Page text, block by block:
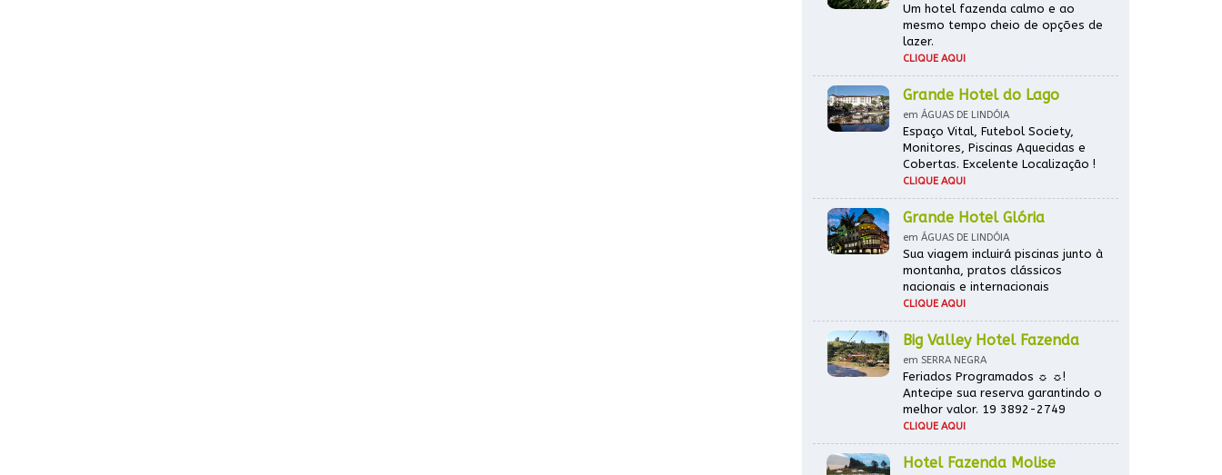
Um hotel fazenda calmo e ao
mesmo tempo cheio de opções de
lazer.
CLIQUE AQUI
Grande Hotel do Lago
em ÁGUAS DE LINDÓIA
Espaço Vital, Futebol Society,
Monitores, Piscinas Aquecidas e
Cobertas. Excelente Localização !
CLIQUE AQUI
Grande Hotel Glória
em ÁGUAS DE LINDÓIA
Sua viagem incluirá piscinas junto à
montanha, pratos clássicos
nacionais e internacionais
CLIQUE AQUI
Big Valley Hotel Fazenda
em SERRA NEGRA
Feriados Programados ☼ ☼!
Antecipe sua reserva garantindo o
melhor valor. 19 3892-2749
CLIQUE AQUI
Hotel Fazenda Molise